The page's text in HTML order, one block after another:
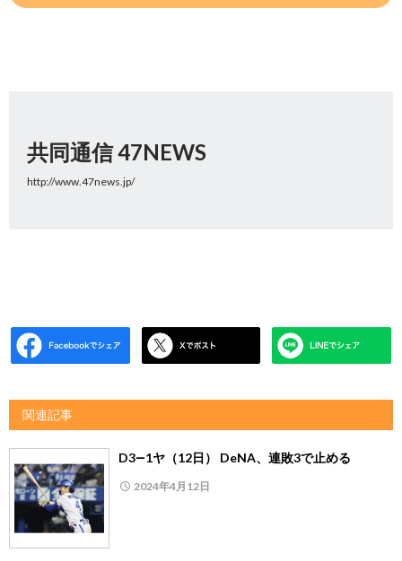
共同通信 47NEWS
http://www.47news.jp/
関連記事
D3―1ヤ（12日） DeNA、連敗3で止める
2024年4月12日